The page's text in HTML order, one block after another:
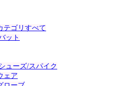
テゴリすべて
ット
ューズ/スパイク
ェア